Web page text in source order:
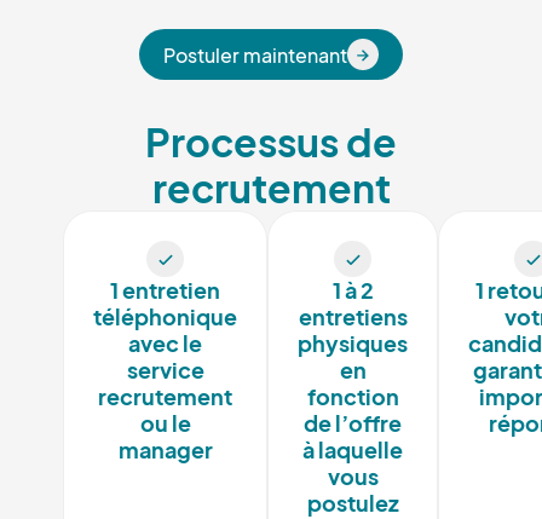
Postuler maintenant
Postuler maintenant
Processus de
recrutement
1 entretien
téléphonique
avec le
service
recrutement
ou le
manager
1 à 2
entretiens
physiques
en
fonction
de l’offre
à laquelle
vous
postulez
1